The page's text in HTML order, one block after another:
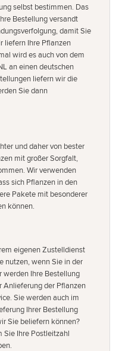
selbst bestimmen. Das
Bestellung versandt
damit Sie
liefern Ihre Pflanzen
wird es auch von dem
an einen deutschen
liefern wir die
Sie dann
und daher von bester
mit großer Sorgfalt,
Wir verwenden
sich Pflanzen in den
Pakete mit besonderer
können.
eigenen Zustelldienst
nutzen, wenn Sie in der
werden Ihre Bestellung
Anlieferung der Pflanzen
Sie werden auch im
Ihrer Bestellung
Sie beliefern können?
Sie Ihre Postleitzahl